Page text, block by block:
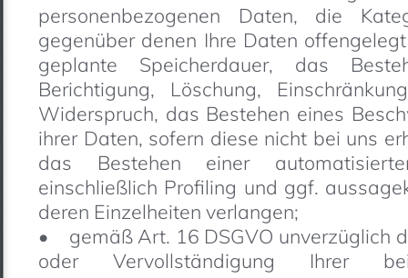
personenbezogenen Daten, die
gegenüber denen Ihre Daten
geplante Speicherdauer, das
Berichtigung, Löschung,
Widerspruch, das Bestehen eines
ihrer Daten, sofern diese nicht bei uns
das Bestehen einer
einschließlich Profiling und ggf.
deren Einzelheiten verlangen;
• gemäß Art. 16 DSGVO unverzüglich
oder Vervollständigung Ihrer